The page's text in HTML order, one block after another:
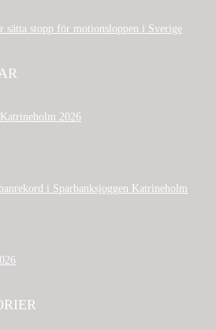
sätta stopp för motionsloppen i Sverige
2026
i Sparbanksjoggen Katrineholm